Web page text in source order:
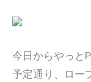
今日からやっと
予定通り、ロー